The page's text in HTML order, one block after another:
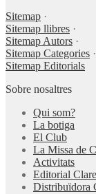
Sitemap ·
Sitemap llibres ·
Sitemap Autors ·
Sitemap Categories ·
Sitemap Editorials
Sobre nosaltres
Qui som?
La botiga
El Club
La Missa de
Activitats
Editorial
Distribuïdora